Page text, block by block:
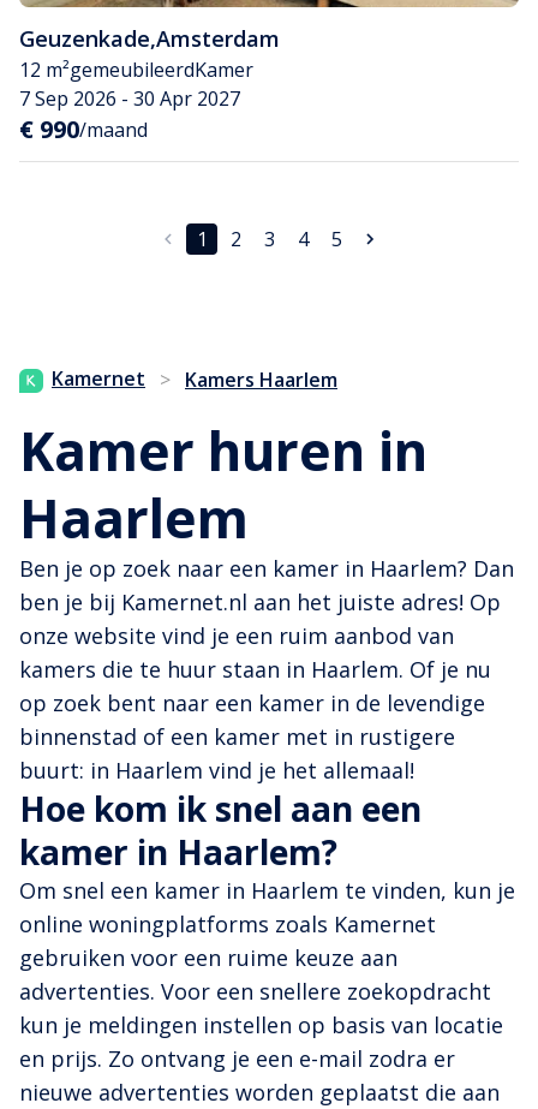
Geuzenkade,Amsterdam
12 m²gemeubileerdKamer
7 Sep 2026 - 30 Apr 2027
€ 990/maand
1 2 3 4 5
Kamernet > Kamers Haarlem
Kamer huren in
Haarlem
Ben je op zoek naar een kamer in Haarlem? Dan
ben je bij Kamernet.nl aan het juiste adres! Op
onze website vind je een ruim aanbod van
kamers die te huur staan in Haarlem. Of je nu
op zoek bent naar een kamer in de levendige
binnenstad of een kamer met in rustigere
buurt: in Haarlem vind je het allemaal!
Hoe kom ik snel aan een
kamer in Haarlem?
Om snel een kamer in Haarlem te vinden, kun je
online woningplatforms zoals Kamernet
gebruiken voor een ruime keuze aan
advertenties. Voor een snellere zoekopdracht
kun je meldingen instellen op basis van locatie
en prijs. Zo ontvang je een e-mail zodra er
nieuwe advertenties worden geplaatst die aan